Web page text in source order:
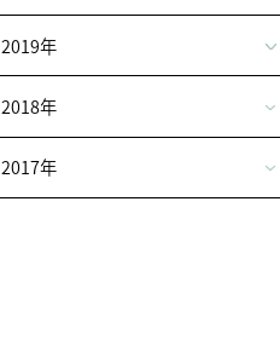
2019年
2018年
2017年